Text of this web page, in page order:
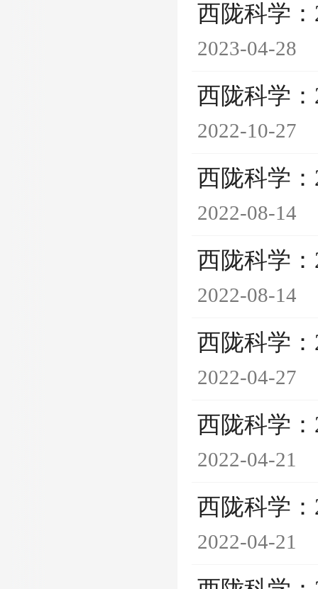
西陇科学
2023-04-28
西陇科学
2022-10-27
西陇科学
2022-08-14
西陇科学
2022-08-14
西陇科学
2022-04-27
西陇科学
2022-04-21
西陇科学
2022-04-21